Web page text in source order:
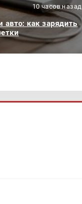
10 часов назад
авто: как зарядить